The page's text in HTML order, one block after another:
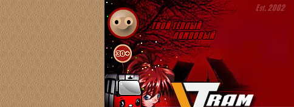
2 : :Похищенная: : Франкенштейн: :Микки 17: : Субстанция: :28 лет спустя